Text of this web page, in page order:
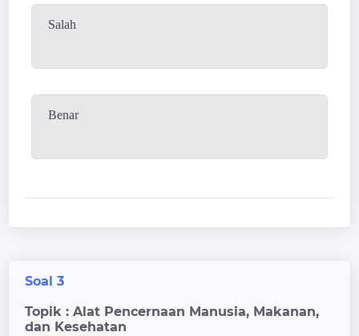
Salah
Benar
Soal 3
Topik : Alat Pencernaan Manusia, Makanan,
dan Kesehatan